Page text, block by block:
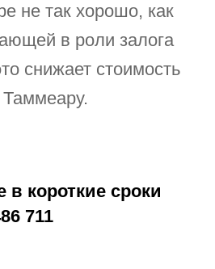
не так хорошо, как
в роли залога
снижает стоимость
короткие сроки
711